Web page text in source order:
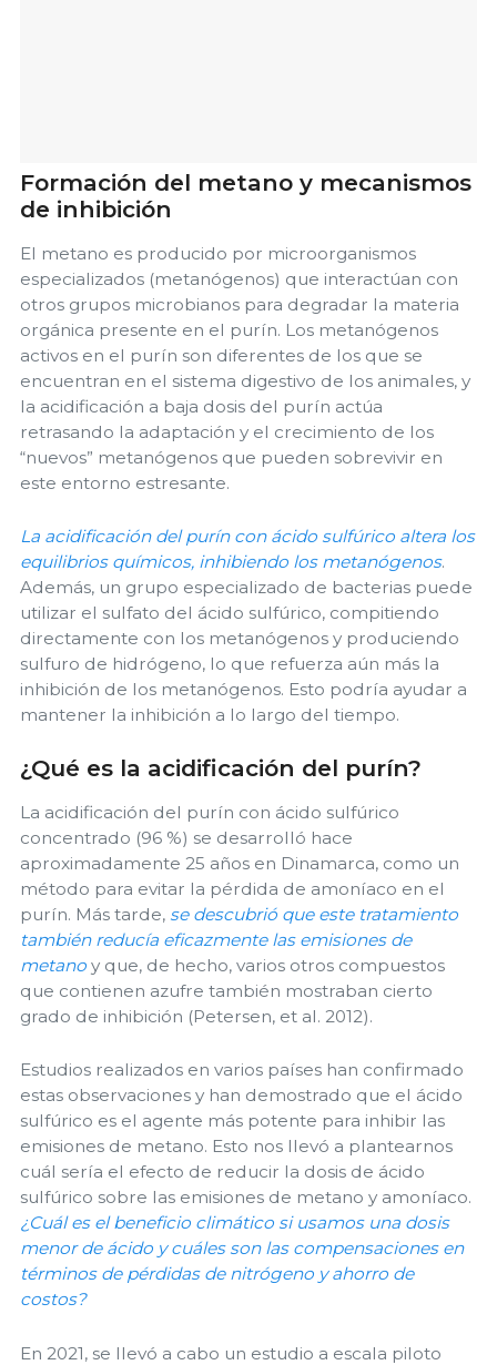
Formación del metano y mecanismos
de inhibición
El metano es producido por microorganismos
especializados (metanógenos) que interactúan con
otros grupos microbianos para degradar la materia
orgánica presente en el purín. Los metanógenos
activos en el purín son diferentes de los que se
encuentran en el sistema digestivo de los animales, y
la acidificación a baja dosis del purín actúa
retrasando la adaptación y el crecimiento de los
“nuevos” metanógenos que pueden sobrevivir en
este entorno estresante.
La acidificación del purín con ácido sulfúrico altera los
equilibrios químicos, inhibiendo los metanógenos.
Además, un grupo especializado de bacterias puede
utilizar el sulfato del ácido sulfúrico, compitiendo
directamente con los metanógenos y produciendo
sulfuro de hidrógeno, lo que refuerza aún más la
inhibición de los metanógenos. Esto podría ayudar a
mantener la inhibición a lo largo del tiempo.
¿Qué es la acidificación del purín?
La acidificación del purín con ácido sulfúrico
concentrado (96 %) se desarrolló hace
aproximadamente 25 años en Dinamarca, como un
método para evitar la pérdida de amoníaco en el
purín. Más tarde, se descubrió que este tratamiento
también reducía eficazmente las emisiones de
metano y que, de hecho, varios otros compuestos
que contienen azufre también mostraban cierto
grado de inhibición (Petersen, et al. 2012).
Estudios realizados en varios países han confirmado
estas observaciones y han demostrado que el ácido
sulfúrico es el agente más potente para inhibir las
emisiones de metano. Esto nos llevó a plantearnos
cuál sería el efecto de reducir la dosis de ácido
sulfúrico sobre las emisiones de metano y amoníaco.
¿Cuál es el beneficio climático si usamos una dosis
menor de ácido y cuáles son las compensaciones en
términos de pérdidas de nitrógeno y ahorro de
costos?
En 2021, se llevó a cabo un estudio a escala piloto